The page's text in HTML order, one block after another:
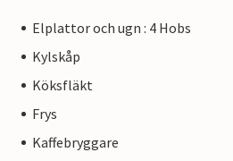
Elplattor och ugn : 4 Hobs
Kylskåp
Köksfläkt
Frys
Kaffebryggare